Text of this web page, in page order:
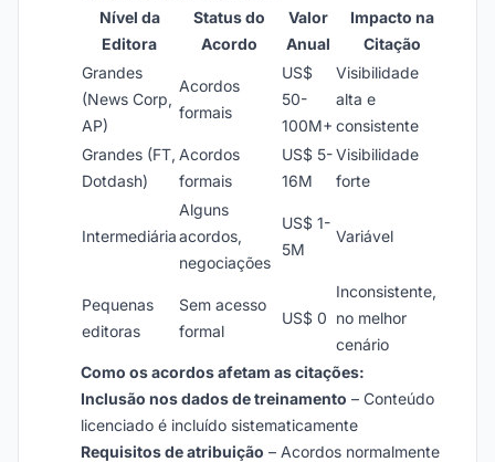
Nível da
Editora
Status do
Acordo
Valor
Anual
Impacto na
Citação
Grandes
(News Corp,
AP)
Acordos
formais
US$
50-
100M+
Visibilidade
alta e
consistente
Grandes (FT,
Dotdash)
Acordos
formais
US$ 5-
16M
Visibilidade
forte
Intermediária
Alguns
acordos,
negociações
US$ 1-
5M
Variável
Pequenas
editoras
Sem acesso
formal
US$ 0
Inconsistente,
no melhor
cenário
Como os acordos afetam as citações:
Inclusão nos dados de treinamento – Conteúdo
licenciado é incluído sistematicamente
Requisitos de atribuição – Acordos normalmente